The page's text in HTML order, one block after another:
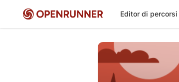
Editor di percorsi